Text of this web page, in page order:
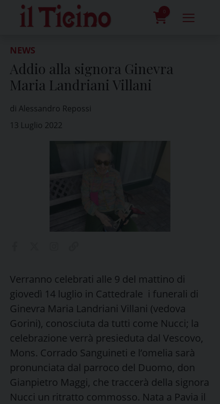
content
0
NEWS
Addio alla signora Ginevra
Maria Landriani Villani
di Alessandro Repossi
13 Luglio 2022
Verranno celebrati alle 9 del mattino di
giovedì 14 luglio in Cattedrale i funerali di
Ginevra Maria Landriani Villani (vedova
Gorini), conosciuta da tutti come Nucci; la
celebrazione verrà presieduta dal Vescovo,
Mons. Corrado Sanguineti e l’omelia sarà
pronunciata dal parroco del Duomo, don
Gianpietro Maggi, che traccerà della signora
Nucci un ritratto commosso. Nata a Pavia il